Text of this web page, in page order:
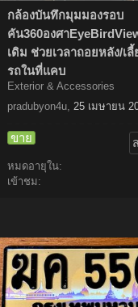
กล้องบันทึกมุมมองรอบ
คัน360องศา
เดิม ช่วยเวลาถอยหลัง/เลี้
รถในที่แคบ
Exterior & Accessories
pradubyon4u 25 เมษายน
ขาย
หมดอายุใน:
เข้าชม: